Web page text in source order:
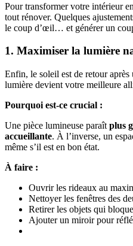
Pour transformer votre intérieur
tout rénover. Quelques
le coup d’œil… et générer un
1. Maximiser la lumière
Enfin, le soleil est de retour
lumière devient votre meilleure
Pourquoi est-ce crucial :
Une pièce lumineuse paraît plus
accueillante. À l’inverse, un
même s’il est en bon état.
À faire :
Ouvrir les rideaux au
Nettoyer les fenêtres des
Retirer les objets qui
Ajouter un miroir pour